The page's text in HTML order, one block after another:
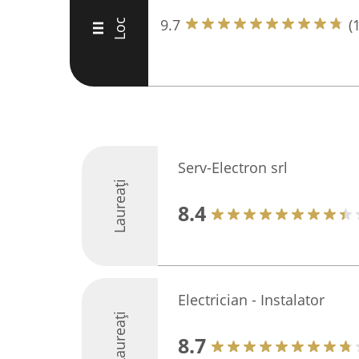
III Loc
9.7
Laureați
Serv-Electron srl
8.4
Laureați
Electrician - Instalator
8.7